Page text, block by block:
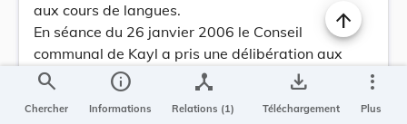
aux cours de langues.
En séance du 26 janvier 2006 le Conseil
communal de Kayl a pris une délibération aux
termes de laquelle ledit corps a nouvellement fixé
le prix de participation aux cours de langues.
Ladite délibération a été approuvée par décision
search
Chercher
info
Informations
device_hub
Relations (1)
save_alt
Téléchargement
more_vert
Plus